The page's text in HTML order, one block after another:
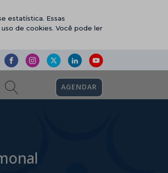
estatística. Essas
de cookies. Você pode ler
AGENDAR